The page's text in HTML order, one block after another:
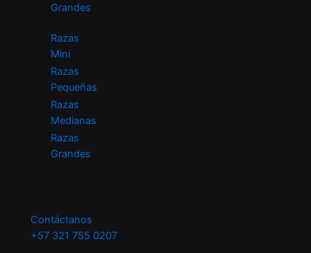
Grandes
Razas
Mini
Razas
Pequeñas
Razas
Medianas
Razas
Grandes
Contáctanos
+57 321 755 0207